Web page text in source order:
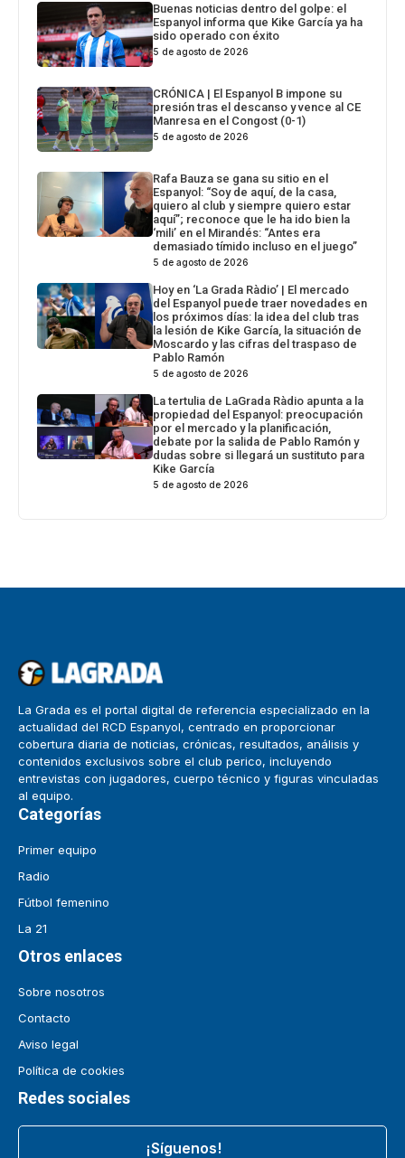
Buenas noticias dentro del golpe: el
Espanyol informa que Kike García ya ha
sido operado con éxito
5 de agosto de 2026
CRÓNICA | El Espanyol B impone su
presión tras el descanso y vence al CE
Manresa en el Congost (0-1)
5 de agosto de 2026
Rafa Bauza se gana su sitio en el
Espanyol: “Soy de aquí, de la casa,
quiero al club y siempre quiero estar
aquí”; reconoce que le ha ido bien la
‘mili’ en el Mirandés: “Antes era
demasiado tímido incluso en el juego”
5 de agosto de 2026
Hoy en ‘La Grada Ràdio’ | El mercado
del Espanyol puede traer novedades en
los próximos días: la idea del club tras
la lesión de Kike García, la situación de
Moscardo y las cifras del traspaso de
Pablo Ramón
5 de agosto de 2026
La tertulia de LaGrada Ràdio apunta a la
propiedad del Espanyol: preocupación
por el mercado y la planificación,
debate por la salida de Pablo Ramón y
dudas sobre si llegará un sustituto para
Kike García
5 de agosto de 2026
La Grada es el portal digital de referencia especializado en la
actualidad del RCD Espanyol, centrado en proporcionar
cobertura diaria de noticias, crónicas, resultados, análisis y
contenidos exclusivos sobre el club perico, incluyendo
entrevistas con jugadores, cuerpo técnico y figuras vinculadas
al equipo.
Categorías
Primer equipo
Radio
Fútbol femenino
La 21
Otros enlaces
Sobre nosotros
Contacto
Aviso legal
Política de cookies
Redes sociales
¡Síguenos!